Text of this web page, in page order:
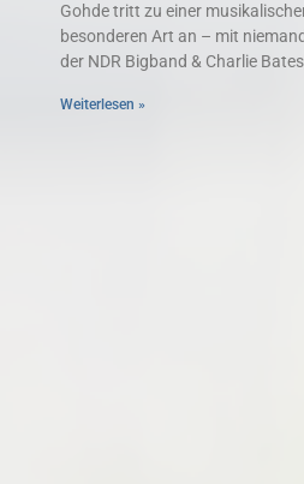
Gohde tritt zu einer
besonderen Art an – mit
der NDR Bigband & Charlie
Weiterlesen »